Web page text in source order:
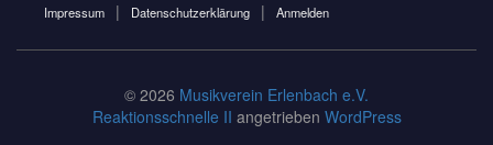
Impressum Datenschutzerklärung Anmelden
© 2026 Musikverein Erlenbach e.V.
Reaktionsschnelle II angetrieben WordPress